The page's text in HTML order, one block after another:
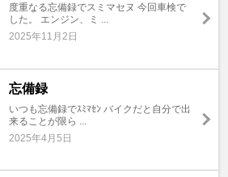
度重なる忘備録でスミマセヌ 今回車検で
した。 エンジン、ミ ...
2025年11月2日
忘備録
いつも忘備録でｽﾐﾏｾﾝ バイクだと自分で出
来ることが限ら ...
2025年4月5日